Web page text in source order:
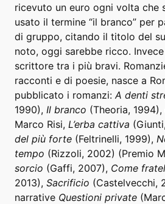
ricevuto un euro ogni volta che
usato il termine “il branco” per
di gruppo, citando il titolo del
noto, oggi sarebbe ricco. Invece
scrittore tra i più bravi.
racconti e di poesie, nasce a
pubblicato i romanzi: A denti
1990), Il branco (Theoria,
Marco Risi, L’erba cattiva
del più forte (Feltrinelli, 1999),
tempo (Rizzoli, 2002) (Premio
sorcio (Gaffi, 2007), Come
2013), Sacrificio (Castelvecchi,
narrative Questioni private